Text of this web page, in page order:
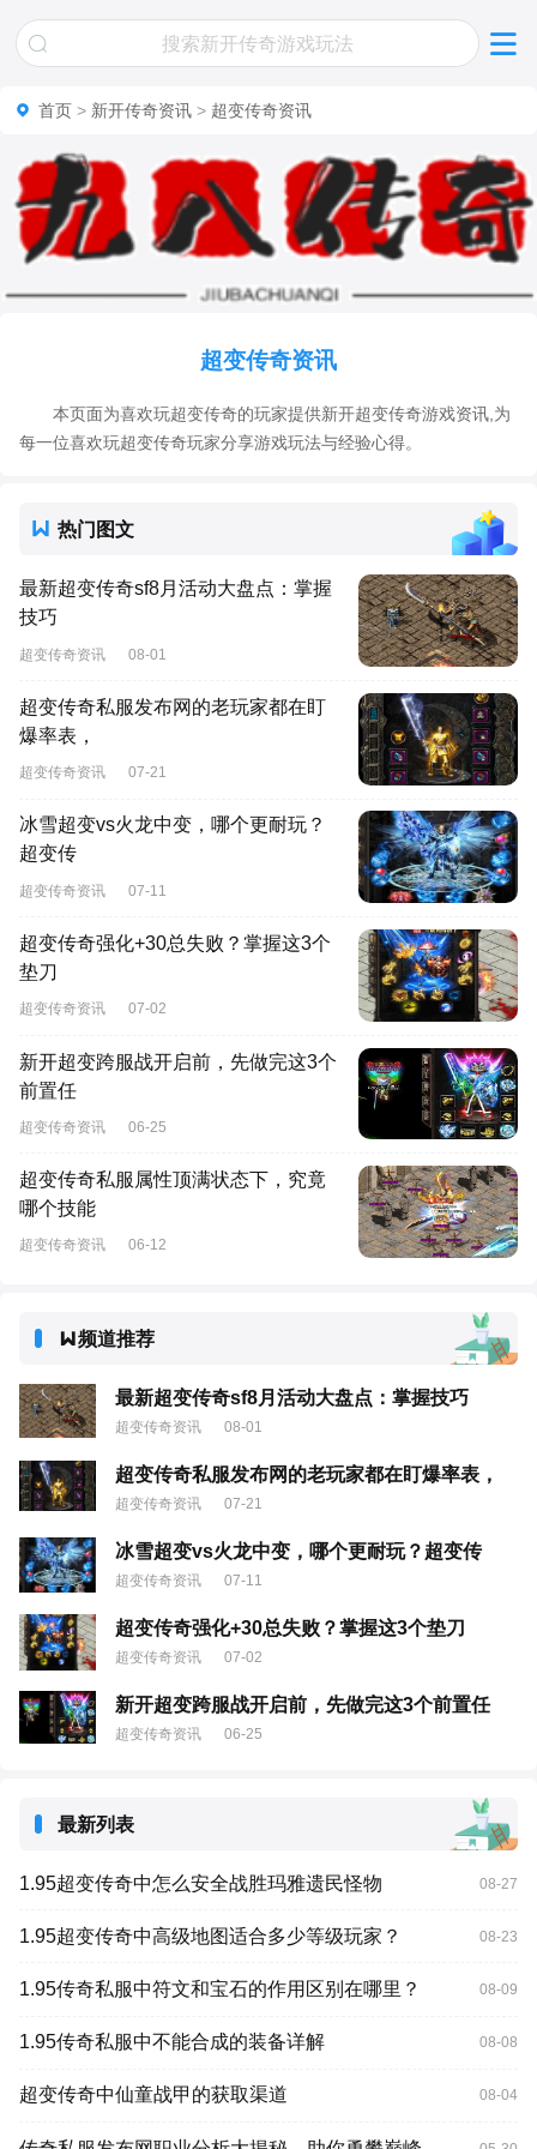
首页 > 新开传奇资讯 > 超变传奇资讯
超变传奇资讯
本页面为喜欢玩超变传奇的玩家提供新开超变传奇游戏资讯,为
每一位喜欢玩超变传奇玩家分享游戏玩法与经验心得。
热门图文
最新超变传奇sf8月活动大盘点：掌握
技巧
超变传奇资讯 08-01
超变传奇私服发布网的老玩家都在盯
爆率表，
超变传奇资讯 07-21
冰雪超变vs火龙中变，哪个更耐玩？
超变传
超变传奇资讯 07-11
超变传奇强化+30总失败？掌握这3个
垫刀
超变传奇资讯 07-02
新开超变跨服战开启前，先做完这3个
前置任
超变传奇资讯 06-25
超变传奇私服属性顶满状态下，究竟
哪个技能
超变传奇资讯 06-12
频道推荐
最新超变传奇sf8月活动大盘点：掌握技巧
超变传奇资讯 08-01
超变传奇私服发布网的老玩家都在盯爆率表，
超变传奇资讯 07-21
冰雪超变vs火龙中变，哪个更耐玩？超变传
超变传奇资讯 07-11
超变传奇强化+30总失败？掌握这3个垫刀
超变传奇资讯 07-02
新开超变跨服战开启前，先做完这3个前置任
超变传奇资讯 06-25
最新列表
1.95超变传奇中怎么安全战胜玛雅遗民怪物 08-27
1.95超变传奇中高级地图适合多少等级玩家？ 08-23
1.95传奇私服中符文和宝石的作用区别在哪里？ 08-09
1.95传奇私服中不能合成的装备详解 08-08
超变传奇中仙童战甲的获取渠道 08-04